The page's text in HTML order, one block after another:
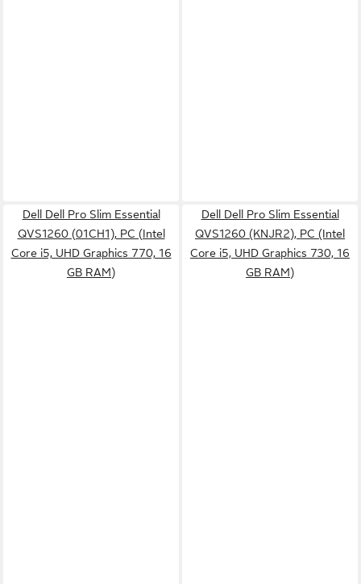
Dell Dell Pro Slim Essential
QVS1260 (01CH1), PC (Intel
Core i5, UHD Graphics 770, 16
GB RAM)
Dell Dell Pro Slim Essential
QVS1260 (KNJR2), PC (Intel
Core i5, UHD Graphics 730, 16
GB RAM)